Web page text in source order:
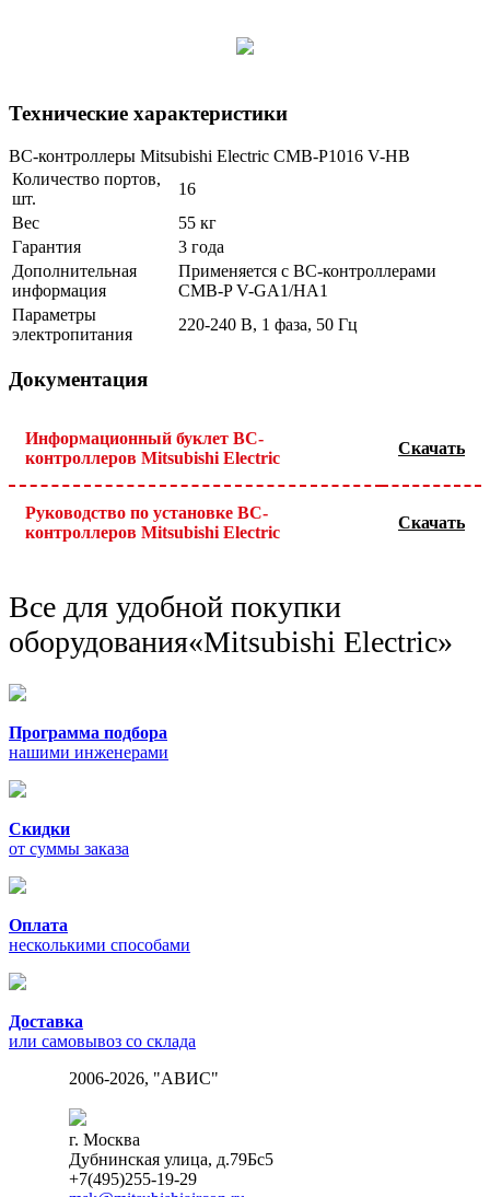
Технические характеристики
BC-контроллеры Mitsubishi Electric CMB-P1016 V-НB
Количество портов,
шт.
16
Вес
55 кг
Гарантия
3 года
Дополнительная
информация
Применяется с ВС-контроллерами
CMB-P V-GA1/HA1
Параметры
электропитания
220-240 В, 1 фаза, 50 Гц
Документация
Информационный буклет BC-
контроллеров Mitsubishi Electric
Скачать
Руководство по установке BC-
контроллеров Mitsubishi Electric
Скачать
Все для удобной покупки
оборудования«Mitsubishi Electric»
Программа подбора
нашими инженерами
Скидки
от суммы заказа
Оплата
несколькими способами
Доставка
или самовывоз со склада
2006-2026, "АВИС"
г. Москва
Дубнинская улица, д.79Бс5
+7(495)255-19-29